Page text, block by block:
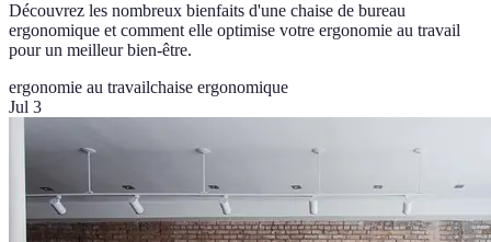
Découvrez les nombreux bienfaits d'une chaise de bureau
ergonomique et comment elle optimise votre ergonomie au travail
pour un meilleur bien-être.
ergonomie au travailchaise ergonomique
Jul 3